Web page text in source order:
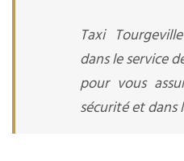
Taxi
dans le service
pour vous
sécurité et